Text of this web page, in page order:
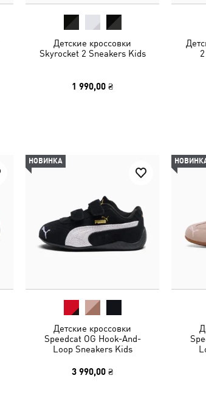
Детские кроссовки
Skyrocket 2 Sneakers Kids
1 990,00 ₴
НОВИНКА
Детские кроссовки
Speedcat OG Hook-And-
Loop Sneakers Kids
3 990,00 ₴